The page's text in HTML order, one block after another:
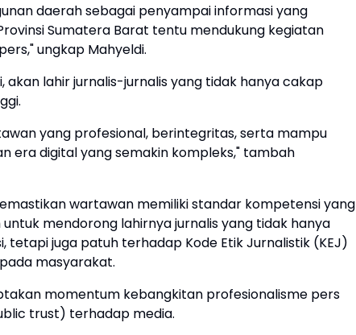
daerah sebagai penyampai informasi yang
Sumatera Barat tentu mendukung kegiatan
ungkap Mahyeldi.
lahir jurnalis-jurnalis yang tidak hanya cakap
yang profesional, berintegritas, serta mampu
era digital yang semakin kompleks," tambah
wartawan memiliki standar kompetensi yang
mendorong lahirnya jurnalis yang tidak hanya
juga patuh terhadap Kode Etik Jurnalistik (KEJ)
masyarakat.
momentum kebangkitan profesionalisme pers
trust) terhadap media.